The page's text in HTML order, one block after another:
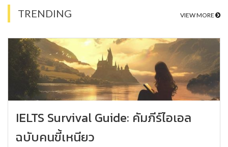
TRENDING VIEW MORE
IELTS Survival Guide: คัมภีร์ไอเอล
ฉบับคนขี้เหนียว